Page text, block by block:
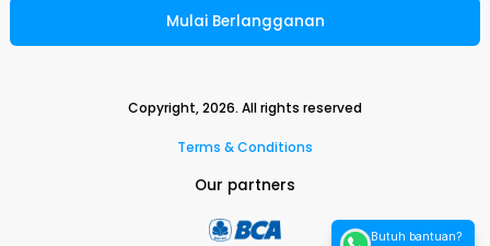
Mulai Berlangganan
Copyright,2026. All rights reserved
Terms & Conditions
Our partners
Butuh bantuan?